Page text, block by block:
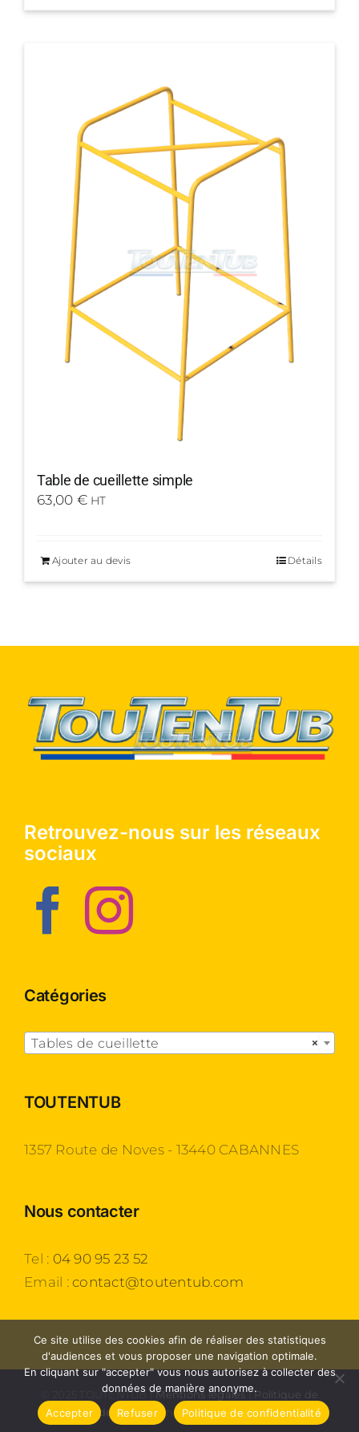
Table de cueillette simple
63,00 € HT
Ajouter au devis Détails
Retrouvez-nous sur les réseaux
sociaux
Catégories
×
Tables de cueillette
TOUTENTUB
1357 Route de Noves - 13440 CABANNES
Nous contacter
Tel : 04 90 95 23 52
Email :contact@toutentub.com
© 2025 TOUTENTUB |Mentions légales|Politique de
confidentialité| Une création Agence 54
Ce site utilise des cookies afin de réaliser des statistiques
d'audiences et vous proposer une navigation optimale.
En cliquant sur "accepter" vous nous autorisez à collecter des
données de manière anonyme.
Accepter
Refuser Politique de confidentialité